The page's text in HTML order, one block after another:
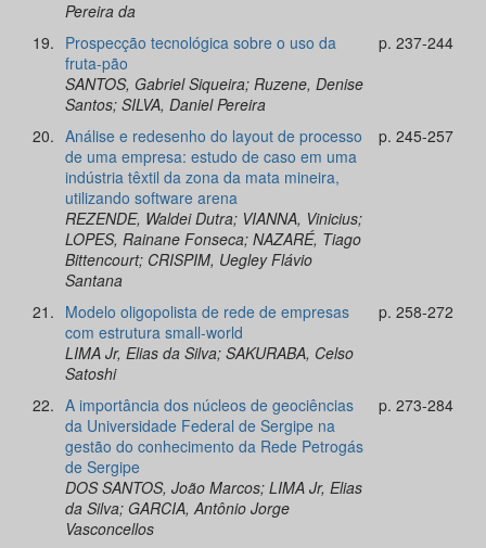
Pereira da
19. Prospecção tecnológica sobre o uso da
fruta-pão
SANTOS, Gabriel Siqueira; Ruzene, Denise
Santos; SILVA, Daniel Pereira
p. 237-244
20. Análise e redesenho do layout de processo
de uma empresa: estudo de caso em uma
indústria têxtil da zona da mata mineira,
utilizando software arena
REZENDE, Waldei Dutra; VIANNA, Vinicius;
LOPES, Rainane Fonseca; NAZARÉ, Tiago
Bittencourt; CRISPIM, Uegley Flávio
Santana
p. 245-257
21. Modelo oligopolista de rede de empresas
com estrutura small-world
LIMA Jr, Elias da Silva; SAKURABA, Celso
Satoshi
p. 258-272
22. A importância dos núcleos de geociências
da Universidade Federal de Sergipe na
gestão do conhecimento da Rede Petrogás
de Sergipe
DOS SANTOS, João Marcos; LIMA Jr, Elias
da Silva; GARCIA, Antônio Jorge
Vasconcellos
p. 273-284